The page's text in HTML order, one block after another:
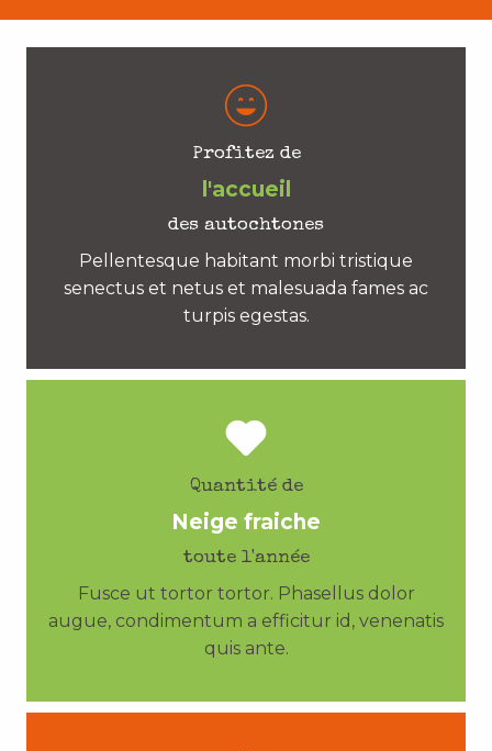
Profitez de
l'accueil
des autochtones
Pellentesque habitant morbi tristique
senectus et netus et malesuada fames ac
turpis egestas.
Quantité de
Neige fraiche
toute l'année
Fusce ut tortor tortor. Phasellus dolor
augue, condimentum a efficitur id, venenatis
quis ante.